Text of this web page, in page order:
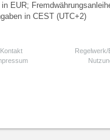
in EUR;
in CEST (UTC+2)
Kontakt